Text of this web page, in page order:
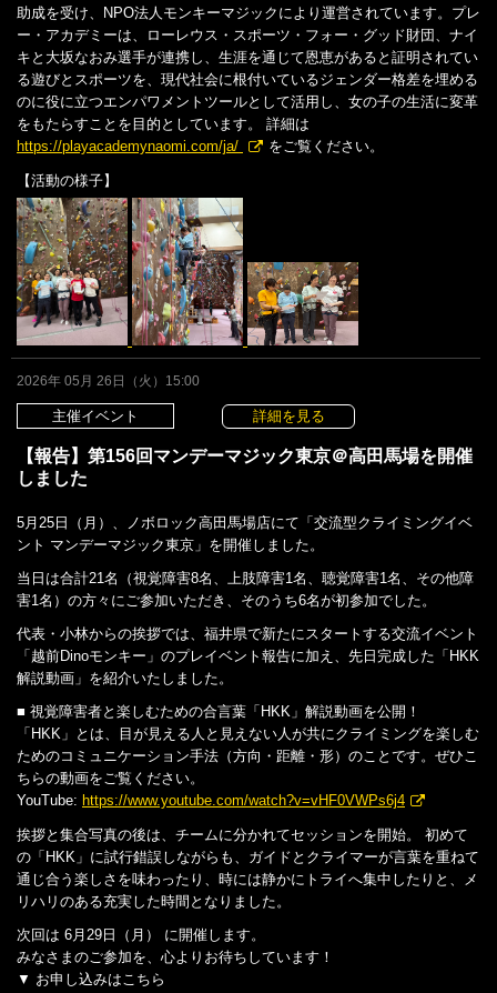
助成を受け、NPO法人モンキーマジックにより運営されています。プレ
ー・アカデミーは、ローレウス・スポーツ・フォー・グッド財団、ナイ
キと大坂なおみ選手が連携し、生涯を通じて恩恵があると証明されてい
る遊びとスポーツを、現代社会に根付いているジェンダー格差を埋める
のに役に立つエンパワメントツールとして活用し、女の子の生活に変革
をもたらすことを目的としています。 詳細は
https://playacademynaomi.com/ja/
をご覧ください。
【活動の様子】
2026年 05月 26日（火）15:00
主催イベント 詳細を見る
【報告】第156回マンデーマジック東京＠高田馬場を開催
しました
5月25日（月）、ノボロック高田馬場店にて「交流型クライミングイベ
ント マンデーマジック東京」を開催しました。
当日は合計21名（視覚障害8名、上肢障害1名、聴覚障害1名、その他障
害1名）の方々にご参加いただき、そのうち6名が初参加でした。
代表・小林からの挨拶では、福井県で新たにスタートする交流イベント
「越前Dinoモンキー」のプレイベント報告に加え、先日完成した「HKK
解説動画」を紹介いたしました。
■ 視覚障害者と楽しむための合言葉「HKK」解説動画を公開！
「HKK」とは、目が見える人と見えない人が共にクライミングを楽しむ
ためのコミュニケーション手法（方向・距離・形）のことです。ぜひこ
ちらの動画をご覧ください。
YouTube: https://www.youtube.com/watch?v=vHF0VWPs6j4
挨拶と集合写真の後は、チームに分かれてセッションを開始。 初めて
の「HKK」に試行錯誤しながらも、ガイドとクライマーが言葉を重ねて
通じ合う楽しさを味わったり、時には静かにトライへ集中したりと、メ
リハリのある充実した時間となりました。
次回は 6月29日（月） に開催します。
みなさまのご参加を、心よりお待ちしています！
▼ お申し込みはこちら